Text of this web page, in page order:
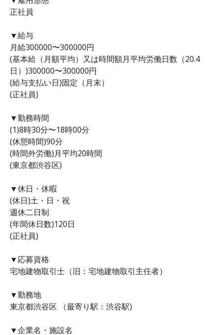
正社員
▼給与
月給300000〜300000円
(基本給（月額平均）又は時間額月平均労働日数（20.4
日）)300000〜300000円
(給与支払い日)固定（月末）
(正社員)
▼勤務時間
(1)8時30分〜18時00分
(休憩時間)90分
(時間外労働)月平均20時間
(東京都渋谷区)
▼休日・休暇
(休日)土・日・祝
週休二日制
(年間休日数)120日
(正社員)
▼応募資格
宅地建物取引士（旧：宅地建物取引主任者）
▼勤務地
東京都渋谷区 （最寄り駅：渋谷駅)
▼企業名・施設名